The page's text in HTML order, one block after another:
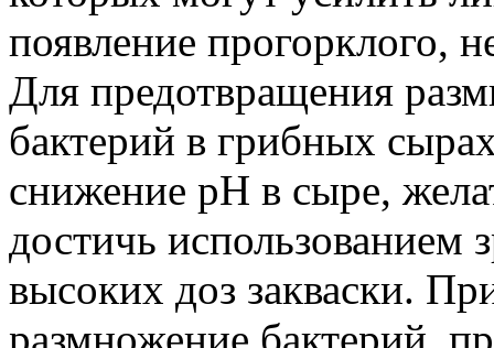
появление прогорклого,
Для предотвращения
бактерий в грибных
снижение pH в сыре,
достичь использованием
высоких доз закваски.
размножение бактерий,